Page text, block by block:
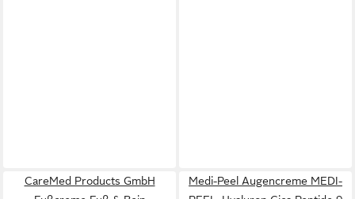
CareMed Products GmbH
Medi-Peel Augencreme MEDI-